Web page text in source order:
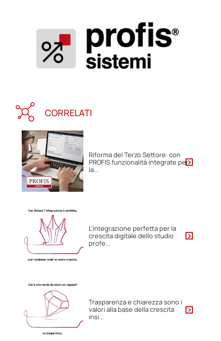
CORRELATI
Riforma del Terzo Settore: con
PROFIS funzionalità integrate per
la...
L’integrazione perfetta per la
crescita digitale dello studio
profe...
Trasparenza e chiarezza sono i
valori alla base della crescita
insi...